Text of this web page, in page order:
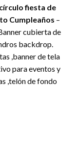
fiesta de
Cumpleaños –
cubierta de
backdrop.
,banner de tela
para eventos y
,telón de fondo